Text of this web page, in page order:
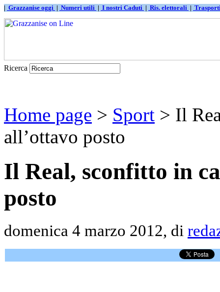
| Grazzanise oggi | Numeri utili | I nostri Caduti | Ris. elettorali |
Ricerca
Home page > Sport > Il
all’ottavo posto
Il Real, sconfitto in
posto
domenica 4 marzo 2012, di